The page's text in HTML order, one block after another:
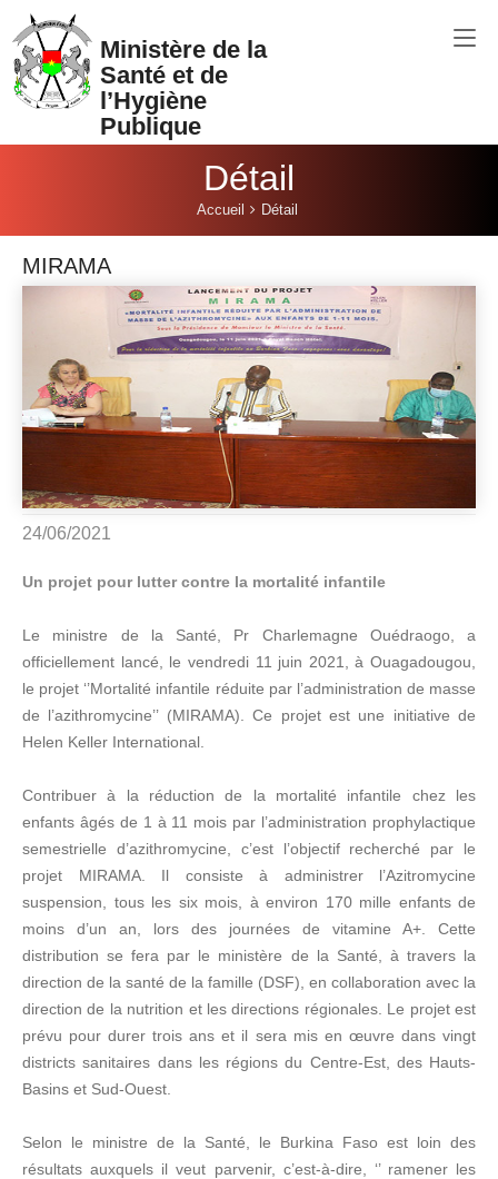
Aller au contenu principal
Ministère de la
Santé et de
l’Hygiène
Publique
Détail
Accueil Détail
MIRAMA
24/06/2021
Un projet pour lutter contre la mortalité infantile
Le ministre de la Santé, Pr Charlemagne Ouédraogo, a
officiellement lancé, le vendredi 11 juin 2021, à Ouagadougou,
le projet ‘’Mortalité infantile réduite par l’administration de masse
de l’azithromycine’’ (MIRAMA). Ce projet est une initiative de
Helen Keller International.
Contribuer à la réduction de la mortalité infantile chez les
enfants âgés de 1 à 11 mois par l’administration prophylactique
semestrielle d’azithromycine, c’est l’objectif recherché par le
projet MIRAMA. Il consiste à administrer l’Azitromycine
suspension, tous les six mois, à environ 170 mille enfants de
moins d’un an, lors des journées de vitamine A+. Cette
distribution se fera par le ministère de la Santé, à travers la
direction de la santé de la famille (DSF), en collaboration avec la
direction de la nutrition et les directions régionales. Le projet est
prévu pour durer trois ans et il sera mis en œuvre dans vingt
districts sanitaires dans les régions du Centre-Est, des Hauts-
Basins et Sud-Ouest.
Selon le ministre de la Santé, le Burkina Faso est loin des
résultats auxquels il veut parvenir, c’est-à-dire, ‘’ ramener les